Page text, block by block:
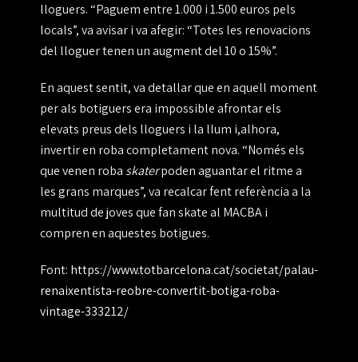
lloguers. “Paguem entre 1.000 i 1.500 euros pels
locals”, va avisar i va afegir: “Totes les renovacions
del lloguer tenen un augment del 10 o 15%”.
En aquest sentit, va detallar que en aquell moment
per als botiguers era impossible afrontar els
elevats preus dels lloguers i la llum i,alhora,
invertir en roba completament nova. “Només els
que venen roba skaterpoden aguantar el ritme a
les grans marques”, va recalcar fent referència a la
multitud de joves que fan skate al MACBA i
compren en aquestes botigues.
Font: https://www.totbarcelona.cat/societat/palau-
renaixentista-reobre-convertit-botiga-roba-
vintage-333212/